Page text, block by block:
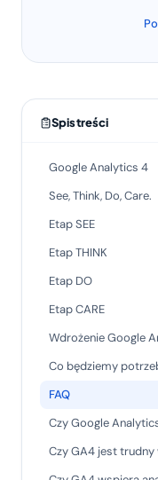
Spis treści
Google Analytics 4
See, Think, Do, Care.
Etap SEE
Etap THINK
Etap DO
Etap CARE
Wdrożenie Google
Co będziemy
FAQ
Czy Google
Czy GA4 jest trudny